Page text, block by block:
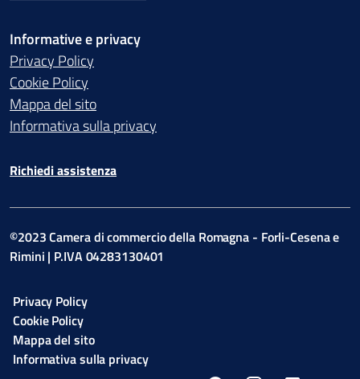
Informative e privacy
Privacy Policy
Cookie Policy
Mappa del sito
Informativa sulla privacy
Richiedi assistenza
©2023 Camera di commercio della Romagna - Forli-Cesena e
Rimini | P.IVA 04283130401
Privacy Policy
Cookie Policy
Mappa del sito
Informativa sulla privacy